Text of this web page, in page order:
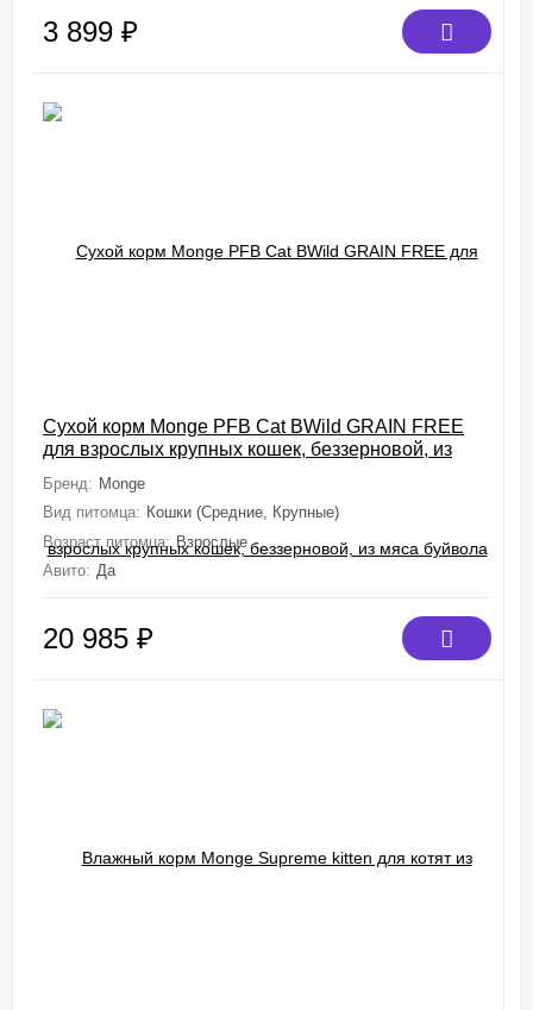
3 899 ₽
Сухой корм Monge PFB Cat BWild GRAIN FREE
для взрослых крупных кошек, беззерновой, из
Бренд: Monge
Вид питомца: Кошки (Средние, Крупные)
Возраст питомца: Взрослые
Авито: Да
20 985 ₽